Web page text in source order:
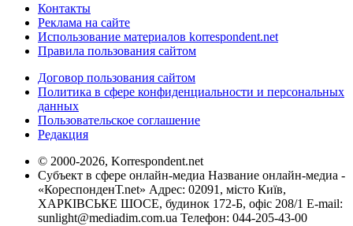
Контакты
Реклама на сайте
Использование материалов korrespondent.net
Правила пользования сайтом
Договор пользования сайтом
Политика в сфере конфиденциальности и персональных
данных
Пользовательское соглашение
Редакция
© 2000-2026, Korrespondent.net
Субъект в сфере онлайн-медиа Название онлайн-медиа -
«КореспонденТ.net» Адрес: 02091, місто Київ,
ХАРКІВСЬКЕ ШОСЕ, будинок 172-Б, офіс 208/1 E-mail:
sunlight@mediadim.com.ua Телефон: 044-205-43-00